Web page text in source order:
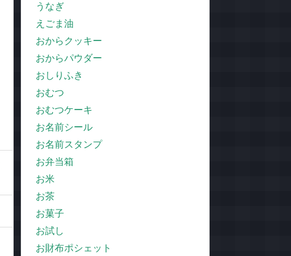
うなぎ
えごま油
おからクッキー
おからパウダー
おしりふき
おむつ
おむつケーキ
お名前シール
お名前スタンプ
お弁当箱
お米
お茶
お菓子
お試し
お財布ポシェット